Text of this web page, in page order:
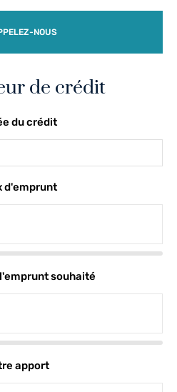
NOUS
de crédit
du crédit
d'emprunt
souhaité
apport